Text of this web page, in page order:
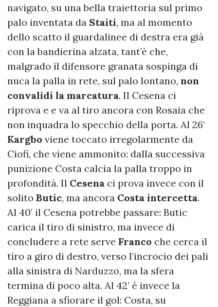
navigato, su una bella traiettoria sul primo
palo inventata da Staiti, ma al momento
dello scatto il guardalinee di destra era già
con la bandierina alzata, tant’è che,
malgrado il difensore granata sospinga di
nuca la palla in rete, sul palo lontano, non
convalidi la marcatura. Il Cesena ci
riprova e e va al tiro ancora con Rosaia che
non inquadra lo specchio della porta. Al 26’
Kargbo viene toccato irregolarmente da
Ciofi, che viene ammonito: dalla successiva
punizione Costa calcia la palla troppo in
profondità. Il Cesena ci prova invece con il
solito Butic, ma ancora Costa intercetta.
Al 40’ il Cesena potrebbe passare: Butic
carica il tiro di sinistro, ma invece di
concludere a rete serve Franco che cerca il
tiro a giro di destro, verso l’incrocio dei pali
alla sinistra di Narduzzo, ma la sfera
termina di poco alta. Al 42’ è invece la
Reggiana a sfiorare il gol: Costa, su